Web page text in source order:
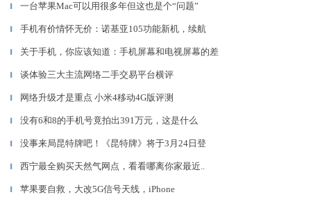
▎ 一台苹果Mac可以用很多年但这也是个“问题”
▎ 手机有价情怀无价：诺基亚105功能新机，续航
▎ 关于手机，你应该知道：手机屏幕和电视屏幕的差
▎ 谈体验三大主流网络二手交易平台横评
▎ 网络升级才是重点 小米4移动4G版评测
▎ 没有6和8的手机号竟拍出391万元，这是什么
▎ 没事来局昆特牌吧！《昆特牌》将于3月24日登
▎ 西宁最全购买天然气网点，看看哪离你家最近..
▎ 苹果要自救，大改5G信号天线，iPhone